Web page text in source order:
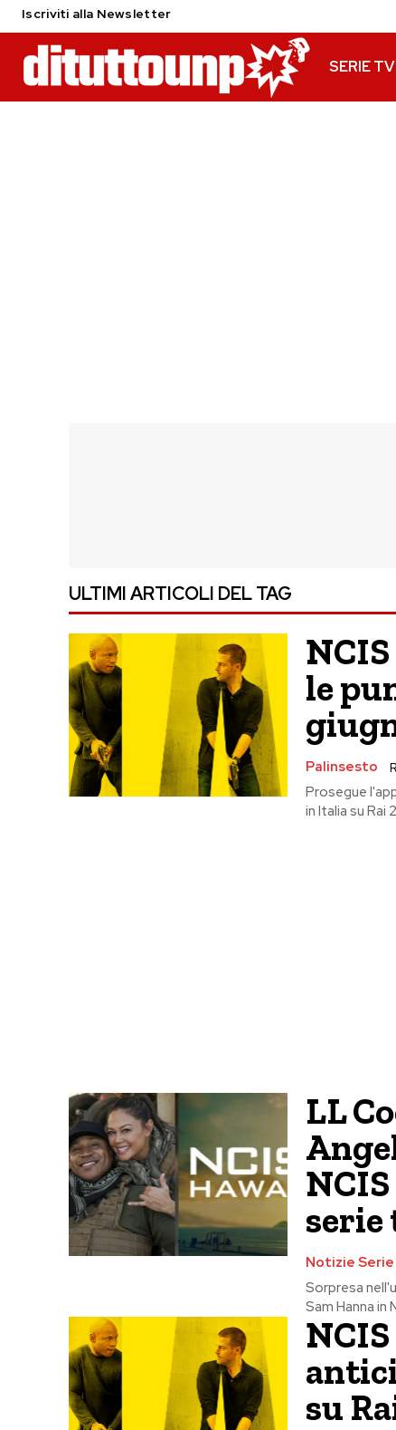
Iscriviti alla Newsletter
SERIE TV
ULTIMI ARTICOLI DEL TAG
NCIS
le
Palinsesto
Prosegue
in Italia su Rai
LL
serie
Notizie
Sorpresa
Sam Hanna in
su